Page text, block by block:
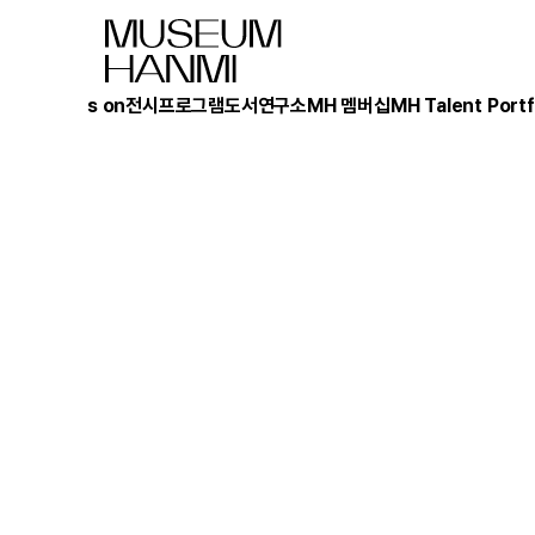
What's on전시 프로그램도서 연구소MH 멤버십MH Talent